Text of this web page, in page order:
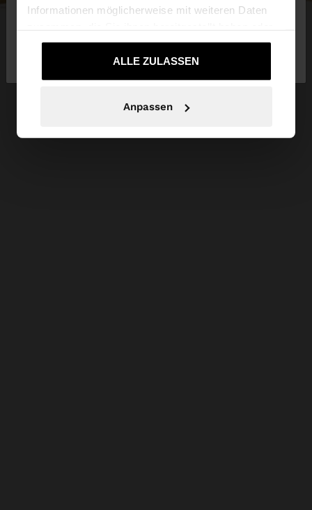
Informationen möglicherweise mit weiteren Daten
die sie im Rahmen Ihrer Nutzung der Dienste
gesammelt haben.ALLE ZULASSEN
Anpassen
Ja, bringen Sie mich zu
United States